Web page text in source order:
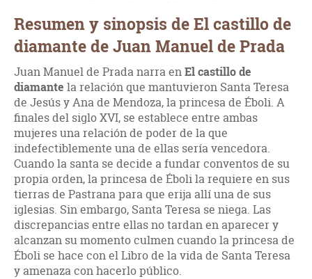
Resumen y sinopsis de El castillo de
diamante de Juan Manuel de Prada
Juan Manuel de Prada narra enEl castillo de
diamante la relación que mantuvieron Santa Teresa
de Jesús y Ana de Mendoza, la princesa de Éboli. A
finales del siglo XVI, se establece entre ambas
mujeres una relación de poder de la que
indefectiblemente una de ellas sería vencedora.
Cuando la santa se decide a fundar conventos de su
propia orden, la princesa de Éboli la requiere en sus
tierras de Pastrana para que erija allí una de sus
iglesias. Sin embargo, Santa Teresa se niega. Las
discrepancias entre ellas no tardan en aparecer y
alcanzan su momento culmen cuando la princesa de
Éboli se hace con el Libro de la vida de Santa Teresa
y amenaza con hacerlo público.